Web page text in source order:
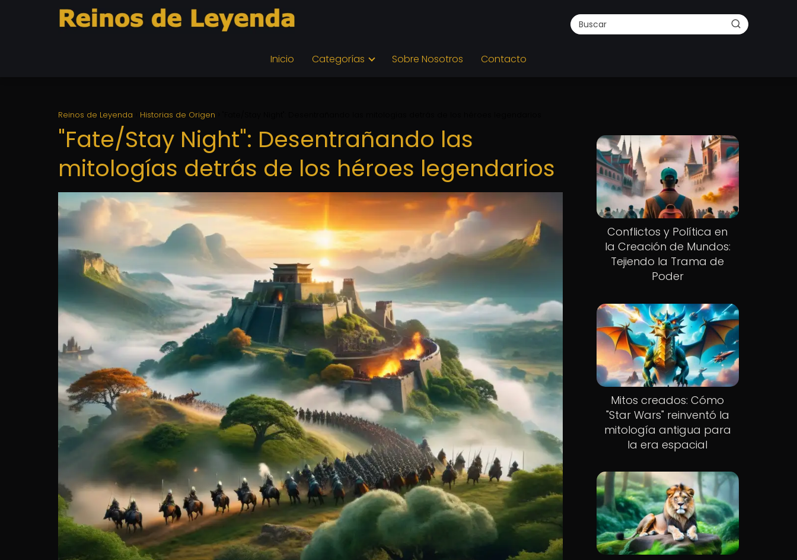
Inicio Categorías Sobre Nosotros Contacto
Reinos de Leyenda Historias de Origen
"Fate/Stay Night": Desentrañando las
mitologías detrás de los héroes legendarios
Conflictos y Política en
la Creación de Mundos:
Tejiendo la Trama de
Poder
Mitos creados: Cómo
"Star Wars" reinventó la
mitología antigua para
la era espacial